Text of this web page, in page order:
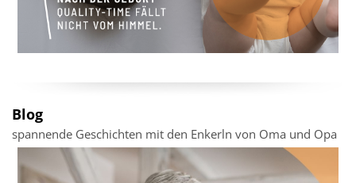
Blog
spannende Geschichten mit den Enkerln von Oma und Opa